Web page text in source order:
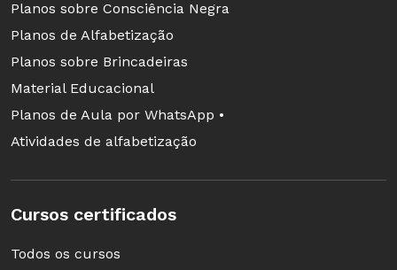
Planos sobre Consciência Negra
Planos de Alfabetização
Planos sobre Brincadeiras
Material Educacional
Planos de Aula por WhatsApp •
Atividades de alfabetização
Cursos certificados
Todos os cursos